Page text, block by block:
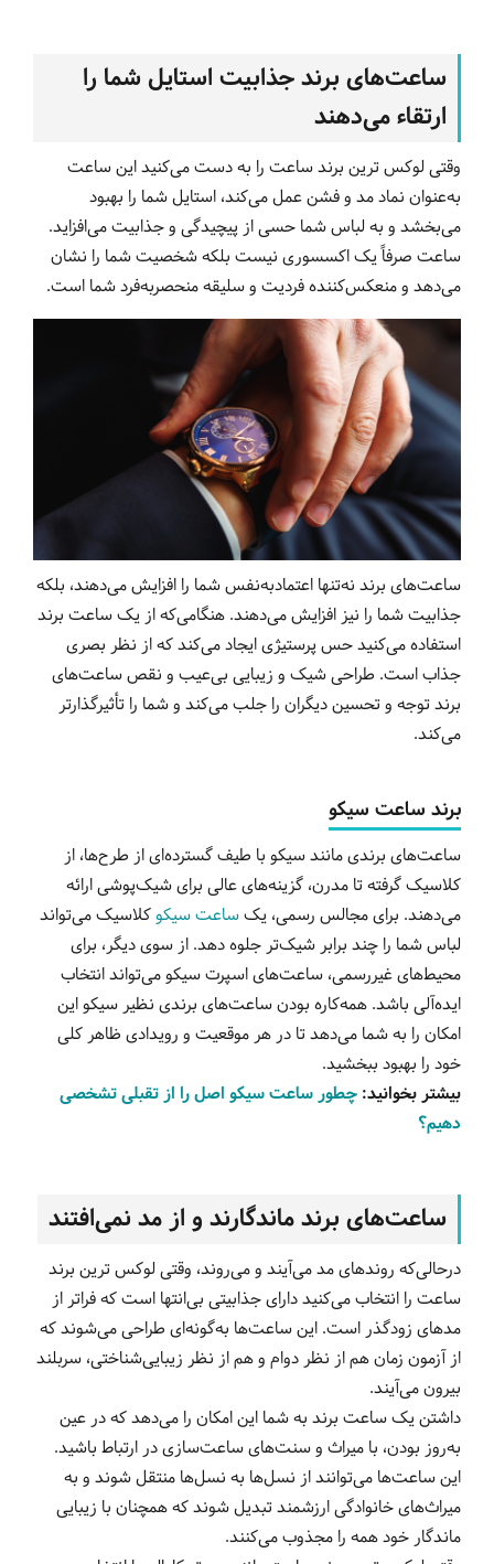
ساعت‌های برند جذابیت استایل شما را
ارتقاء می‌دهند
وقتی لوکس ترین برند ساعت را به دست می‌کنید این ساعت
به‌عنوان نماد‌ مد و فشن عمل می‌کند، استایل شما را بهبود
می‌بخشد و به لباس شما حسی از پیچیدگی و جذابیت می‌افزاید.
ساعت صرفاً یک اکسسوری نیست بلکه شخصیت شما را نشان
می‌دهد و منعکس‌کننده فردیت و سلیقه منحصربه‌فرد شما است.
ساعت‌های برند نه‌تنها اعتمادبه‌نفس شما را افزایش می‌دهند، بلکه
جذابیت شما را نیز افزایش می‌دهند. هنگامی‌که از یک ساعت برند
استفاده می‌کنید حس پرستیژی ایجاد می‌کند که از نظر بصری
جذاب است. طراحی شیک و زیبایی بی‌عیب و نقص ساعت‌های
برند توجه و تحسین دیگران را جلب می‌کند و شما را تأثیرگذارتر
می‌کند.
برند ساعت سیکو
ساعت‌های برندی مانند سیکو با طیف گسترده‌ای از طرح‌ها، از
کلاسیک گرفته تا مدرن، گزینه‌های عالی برای شیک‌پوشی ارائه
می‌دهند. برای مجالس رسمی، یکساعت سیکوکلاسیک می‌تواند
لباس شما را چند برابر شیک‌تر جلوه دهد. از سوی دیگر، برای
محیط‌های غیررسمی، ساعت‌های اسپرت سیکو می‌تواند انتخاب
ایده‌آلی باشد. همه‌کاره بودن ساعت‌های برندی نظیر سیکو این
امکان را به شما می‌دهد تا در هر موقعیت و رویدادی ظاهر کلی
خود را بهبود ببخشید.
بیشتر بخوانید: چطور ساعت سیکو اصل را از تقبلی تشخصی
دهیم؟
ساعت‌های برند ماندگارند و از مد نمی‌افتند
درحالی‌که روندهای مد می‌آیند و می‌روند، وقتی لوکس ترین برند
ساعت را انتخاب می‌کنید دارای جذابیتی بی‌انتها است که فراتر از
مدهای زودگذر است. این ساعت‌ها به‌گونه‌ای طراحی می‌شوند که
از آزمون زمان هم از نظر دوام و هم از نظر زیبایی‌شناختی، سربلند
بیرون می‌آیند.
داشتن یک ساعت برند به شما این امکان را می‌دهد که در عین
به‌روز بودن، با میراث و سنت‌های ساعت‌سازی در ارتباط باشید.
این ساعت‌ها می‌توانند از نسل‌ها به نسل‌ها منتقل شوند و به
میراث‌های خانوادگی ارزشمند تبدیل شوند که همچنان با زیبایی
ماندگار خود همه را مجذوب می‌کنند.